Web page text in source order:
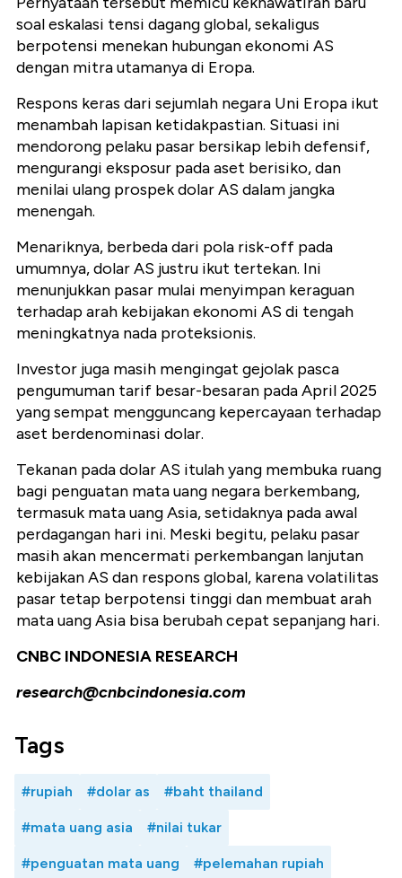
soal eskalasi tensi dagang global, sekaligus
berpotensi menekan hubungan ekonomi AS
dengan mitra utamanya di Eropa.
Respons keras dari sejumlah negara Uni Eropa ikut
menambah lapisan ketidakpastian. Situasi ini
mendorong pelaku pasar bersikap lebih defensif,
mengurangi eksposur pada aset berisiko, dan
menilai ulang prospek dolar AS dalam jangka
menengah.
Menariknya, berbeda dari pola risk-off pada
umumnya, dolar AS justru ikut tertekan. Ini
menunjukkan pasar mulai menyimpan keraguan
terhadap arah kebijakan ekonomi AS di tengah
meningkatnya nada proteksionis.
Investor juga masih mengingat gejolak pasca
pengumuman tarif besar-besaran pada April 2025
yang sempat mengguncang kepercayaan terhadap
aset berdenominasi dolar.
Tekanan pada dolar AS itulah yang membuka ruang
bagi penguatan mata uang negara berkembang,
termasuk mata uang Asia, setidaknya pada awal
perdagangan hari ini. Meski begitu, pelaku pasar
masih akan mencermati perkembangan lanjutan
kebijakan AS dan respons global, karena volatilitas
pasar tetap berpotensi tinggi dan membuat arah
mata uang Asia bisa berubah cepat sepanjang hari.
CNBC INDONESIA RESEARCH
research@cnbcindonesia.com
Tags
#rupiah #dolar as #baht thailand
#mata uang asia #nilai tukar
#penguatan mata uang #pelemahan rupiah